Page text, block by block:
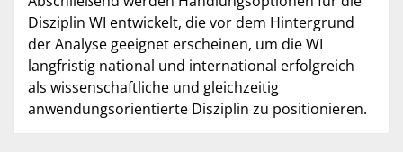
Disziplin WI entwickelt, die vor dem Hintergrund
der Analyse geeignet erscheinen, um die WI
langfristig national und international erfolgreich
als wissenschaftliche und gleichzeitig
anwendungsorientierte Disziplin zu positionieren.